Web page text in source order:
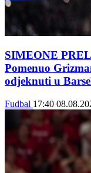
SIMEONE
Pomenuo
odjeknuti u
Fudbal 17:40